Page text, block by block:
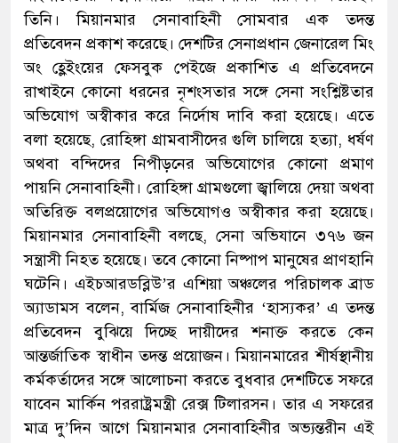
তিনি। মিয়ানমার সেনাবাহিনী সোমবার এক তদন্ত
প্রতিবেদন প্রকাশ করেছে। দেশটির সেনাপ্রধান জেনারেল মিং
অং হ্লেইংয়ের ফেসবুক পেইজে প্রকাশিত এ প্রতিবেদনে
রাখাইনে কোনো ধরনের নৃশংসতার সঙ্গে সেনা সংশ্লিষ্টতার
অভিযোগ অস্বীকার করে নির্দোষ দাবি করা হয়েছে। এতে
বলা হয়েছে, রোহিঙ্গা গ্রামবাসীদের গুলি চালিয়ে হত্যা, ধর্ষণ
অথবা বন্দিদের নিপীড়নের অভিযোগের কোনো প্রমাণ
পায়নি সেনাবাহিনী। রোহিঙ্গা গ্রামগুলো জ্বালিয়ে দেয়া অথবা
অতিরিক্ত বলপ্রয়োগের অভিযোগও অস্বীকার করা হয়েছে।
মিয়ানমার সেনাবাহিনী বলছে, সেনা অভিযানে ৩৭৬ জন
সন্ত্রাসী নিহত হয়েছে। তবে কোনো নিষ্পাপ মানুষের প্রাণহানি
ঘটেনি। এইচআরডব্লিউ’র এশিয়া অঞ্চলের পরিচালক ব্রাড
অ্যাডামস বলেন, বার্মিজ সেনাবাহিনীর ‘হাস্যকর’ এ তদন্ত
প্রতিবেদন বুঝিয়ে দিচ্ছে দায়ীদের শনাক্ত করতে কেন
আন্তর্জাতিক স্বাধীন তদন্ত প্রয়োজন। মিয়ানমারের শীর্ষস্থানীয়
কর্মকর্তাদের সঙ্গে আলোচনা করতে বুধবার দেশটিতে সফরে
যাবেন মার্কিন পররাষ্ট্রমন্ত্রী রেক্স টিলারসন। তার এ সফরের
মাত্র দু’দিন আগে মিয়ানমার সেনাবাহিনীর অভ্যন্তরীন এই